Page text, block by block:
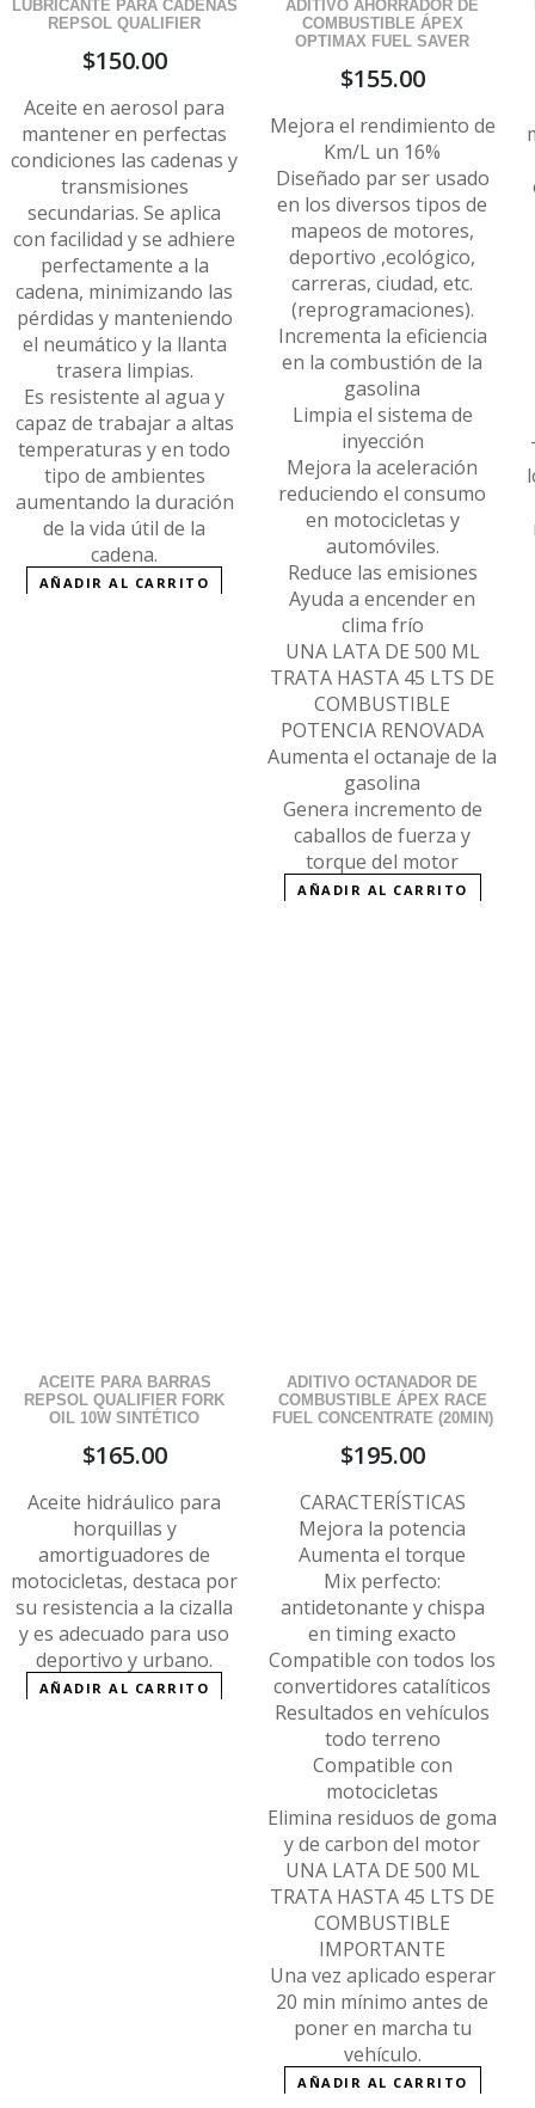
LUBRICANTE PARA CADENAS
REPSOL QUALIFIER
$150.00
Aceite en aerosol para
mantener en perfectas
condiciones las cadenas y
transmisiones
secundarias. Se aplica
con facilidad y se adhiere
perfectamente a la
cadena, minimizando las
pérdidas y manteniendo
el neumático y la llanta
trasera limpias.
Es resistente al agua y
capaz de trabajar a altas
temperaturas y en todo
tipo de ambientes
aumentando la duración
de la vida útil de la
cadena.
AÑADIR AL CARRITO
ADITIVO AHORRADOR DE
COMBUSTIBLE ÁPEX
OPTIMAX FUEL SAVER
$155.00
Mejora el rendimiento de
Km/L un 16%
Diseñado par ser usado
en los diversos tipos de
mapeos de motores,
deportivo ,ecológico,
carreras, ciudad, etc.
(reprogramaciones).
Incrementa la eficiencia
en la combustión de la
gasolina
Limpia el sistema de
inyección
Mejora la aceleración
reduciendo el consumo
en motocicletas y
automóviles.
Reduce las emisiones
Ayuda a encender en
clima frío
UNA LATA DE 500 ML
TRATA HASTA 45 LTS DE
COMBUSTIBLE
POTENCIA RENOVADA
Aumenta el octanaje de la
gasolina
Genera incremento de
caballos de fuerza y
torque del motor
AÑADIR AL CARRITO
ACEITE PARA BARRAS
REPSOL QUALIFIER FORK
OIL 10W SINTÉTICO
$165.00
Aceite hidráulico para
horquillas y
amortiguadores de
motocicletas, destaca por
su resistencia a la cizalla
y es adecuado para uso
deportivo y urbano.
AÑADIR AL CARRITO
ADITIVO OCTANADOR DE
COMBUSTIBLE ÁPEX RACE
FUEL CONCENTRATE (20MIN)
$195.00
CARACTERÍSTICAS
Mejora la potencia
Aumenta el torque
Mix perfecto:
antidetonante y chispa
en timing exacto
Compatible con todos los
convertidores catalíticos
Resultados en vehículos
todo terreno
Compatible con
motocicletas
Elimina residuos de goma
y de carbon del motor
UNA LATA DE 500 ML
TRATA HASTA 45 LTS DE
COMBUSTIBLE
IMPORTANTE
Una vez aplicado esperar
20 min mínimo antes de
poner en marcha tu
vehículo.
AÑADIR AL CARRITO